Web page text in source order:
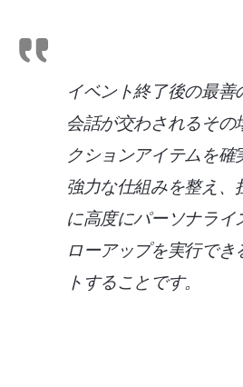
イベント終了後の最善
会話が交わされるその
クションアイテムを確
強力な仕組みを整え、
に高度にパーソナライ
ローアップを実行でき
トすることです。